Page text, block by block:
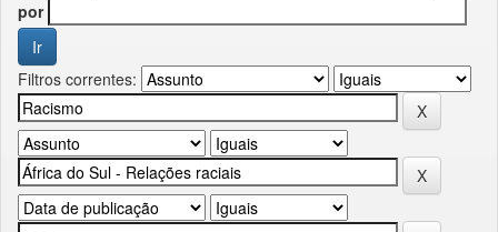
por
Filtros correntes: